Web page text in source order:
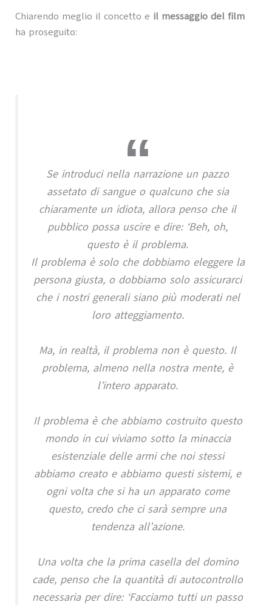
Chiarendo meglio il concetto e il messaggio del film
ha proseguito:
Se introduci nella narrazione un pazzo
assetato di sangue o qualcuno che sia
chiaramente un idiota, allora penso che il
pubblico possa uscire e dire: ‘Beh, oh,
questo è il problema.
Il problema è solo che dobbiamo eleggere la
persona giusta, o dobbiamo solo assicurarci
che i nostri generali siano più moderati nel
loro atteggiamento.
Ma, in realtà, il problema non è questo. Il
problema, almeno nella nostra mente, è
l’intero apparato.
Il problema è che abbiamo costruito questo
mondo in cui viviamo sotto la minaccia
esistenziale delle armi che noi stessi
abbiamo creato e abbiamo questi sistemi, e
ogni volta che si ha un apparato come
questo, credo che ci sarà sempre una
tendenza all’azione.
Una volta che la prima casella del domino
cade, penso che la quantità di autocontrollo
necessaria per dire: ‘Facciamo tutti un passo